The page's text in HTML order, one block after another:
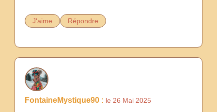
J'aime Répondre
FontaineMystique90 : le 26 Mai 2025